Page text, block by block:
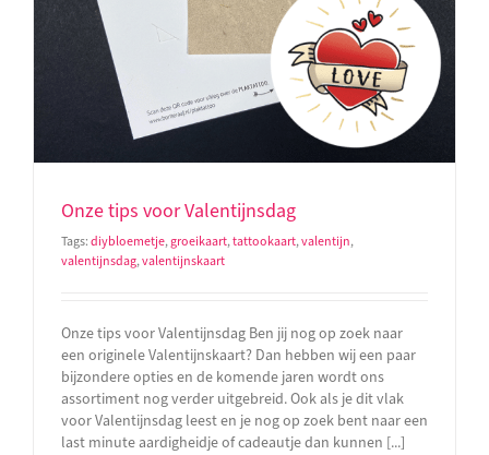
Onze tips voor Valentijnsdag
Tags:diybloemetje,groeikaart,tattookaart,valentijn,
valentijnsdag,valentijnskaart
Onze tips voor Valentijnsdag Ben jij nog op zoek naar
een originele Valentijnskaart? Dan hebben wij een paar
bijzondere opties en de komende jaren wordt ons
assortiment nog verder uitgebreid. Ook als je dit vlak
voor Valentijnsdag leest en je nog op zoek bent naar een
last minute aardigheidje of cadeautje dan kunnen [...]